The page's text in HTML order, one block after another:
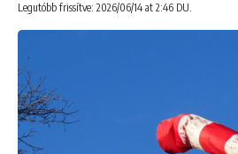
Legutóbb frissítve: 2026/06/14 at 2:46 DU.